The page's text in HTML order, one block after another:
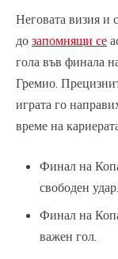
Неговата визия и
до запомнящи се
гола във финала
Гремио.
играта го
време на
Финал на
свободен удар.
Финал на
важен гол.